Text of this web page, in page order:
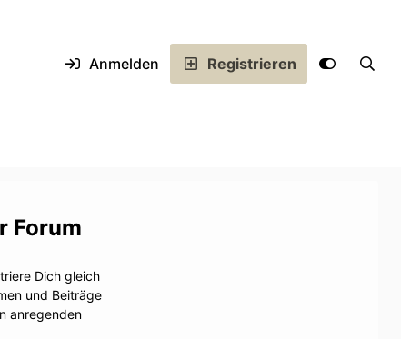
Anmelden Registrieren
Forum
Dich gleich
und Beiträge
anregenden